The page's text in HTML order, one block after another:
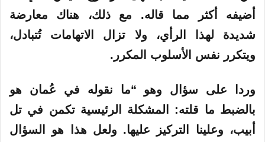
أضيفه أكثر مما قاله. مع ذلك، هناك معارضة
شديدة لهذا الرأي، ولا تزال الاتهامات تُتبادل،
ويتكرر نفس الأسلوب المكرر.
وردا على سؤال وهو “ما نقوله في عُمان هو
بالضبط ما قلته: المشكلة الرئيسية تكمن في تل
أبيب، وعلينا التركيز عليها. ولعل هذا هو السؤال